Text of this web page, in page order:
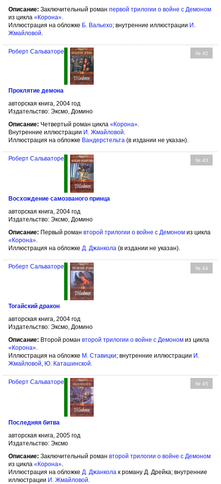
Описание: Заключительный роман первой трилогии о войне с Демоном
из цикла «Корона».
Иллюстрация на обложке Б. Вальехо; внутренние иллюстрации И.
Жмайловой.
№ 42
Роберт Сальваторе
Проклятие демона
авторская книга, 2004 год
Издательство: Эксмо, Домино
Описание: Четвертый роман цикла «Корона».
Внутренние иллюстрации И. Жмайловой.
Иллюстрация на обложке Вандерстельта (в издании не указан).
№ 43
Роберт Сальваторе
Восхождение самозваного принца
авторская книга, 2004 год
Издательство: Эксмо, Домино
Описание: Первый роман второй трилогии о войне с Демоном из цикла
«Корона».
Иллюстрация на обложке Д. Джанкола (в издании не указан).
№ 44
Роберт Сальваторе
Тогайский дракон
авторская книга, 2004 год
Издательство: Эксмо, Домино
Описание: Второй роман второй трилогии о войне с Демоном из цикла
«Корона».
Иллюстрация на обложке М. Ставицки; внутренние иллюстрации И.
Жмайловой, Ю. Каташинской.
№ 45
Роберт Сальваторе
Последняя битва
авторская книга, 2005 год
Издательство: Эксмо
Описание: Заключительный роман второй трилогии о войне с Демоном
из цикла «Корона»
Иллюстрация на обложке Д. Джанкола к роману Д. Дрейка; внутренние
иллюстрации И. Жмайловой